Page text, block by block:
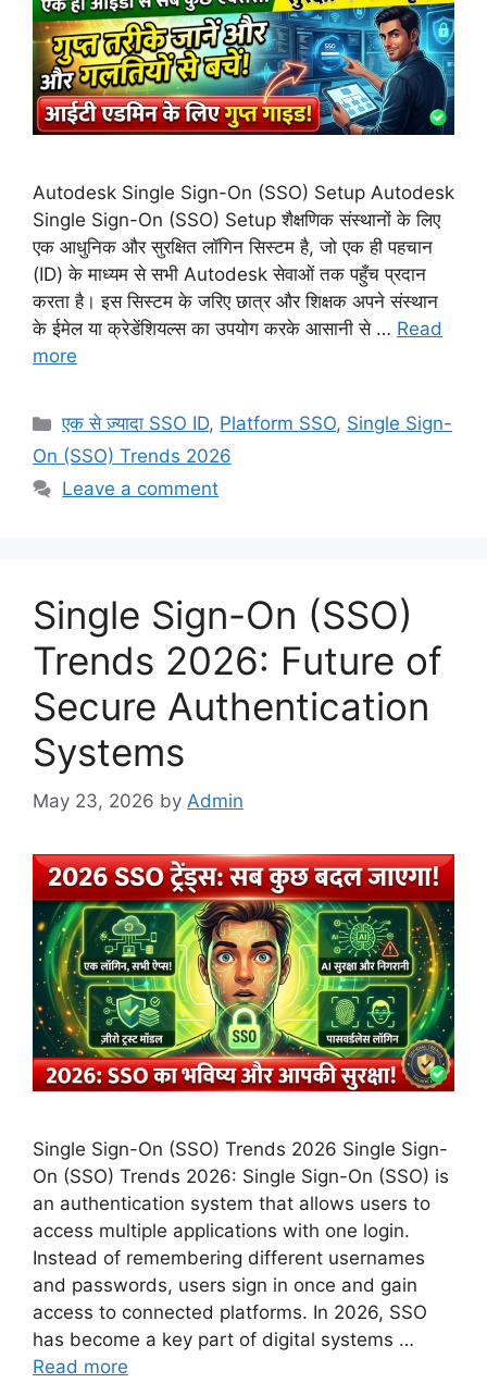
Autodesk Single Sign-On (SSO) Setup Autodesk
Single Sign-On (SSO) Setup शैक्षणिक संस्थानों के लिए
एक आधुनिक और सुरक्षित लॉगिन सिस्टम है, जो एक ही पहचान
(ID) के माध्यम से सभी Autodesk सेवाओं तक पहुँच प्रदान
करता है। इस सिस्टम के जरिए छात्र और शिक्षक अपने संस्थान
के ईमेल या क्रेडेंशियल्स का उपयोग करके आसानी से … Read
more
Categories
एक से ज़्यादा SSO ID, Platform SSO, Single Sign-
On (SSO) Trends 2026
Leave a comment
Single Sign-On (SSO)
Trends 2026: Future of
Secure Authentication
Systems
May 23, 2026 by Admin
Single Sign-On (SSO) Trends 2026 Single Sign-
On (SSO) Trends 2026: Single Sign-On (SSO) is
an authentication system that allows users to
access multiple applications with one login.
Instead of remembering different usernames
and passwords, users sign in once and gain
access to connected platforms. In 2026, SSO
has become a key part of digital systems …
Read more